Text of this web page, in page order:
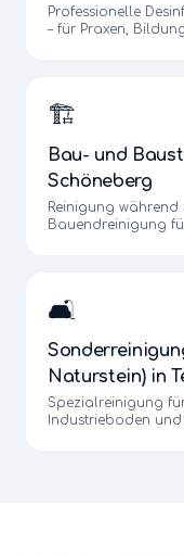
Professionelle
– für Praxen,
🏗️
Bau- und
Schöneberg
Reinigung
Bauendreinigung
🛋️
Naturstein)in
Spezialreinigung
Industrieboden